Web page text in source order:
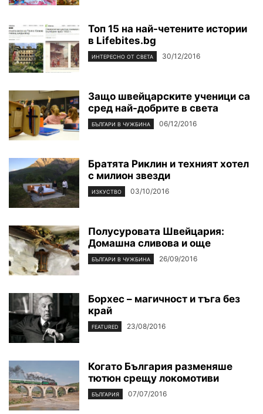
Топ 15 на най-четените истории
в Lifebites.bg
ИНТЕРЕСНО ОТ СВЕТА 30/12/2016
Защо швейцарските ученици са
сред най-добрите в света
БЪЛГАРИ В ЧУЖБИНА 06/12/2016
Братята Риклин и техният хотел
с милион звезди
ИЗКУСТВО 03/10/2016
Полусуровата Швейцария:
Домашна сливова и още
БЪЛГАРИ В ЧУЖБИНА 26/09/2016
Борхес – магичност и тъга без
край
FEATURED 23/08/2016
Когато България разменяше
тютюн срещу локомотиви
БЪЛГАРИЯ 07/07/2016